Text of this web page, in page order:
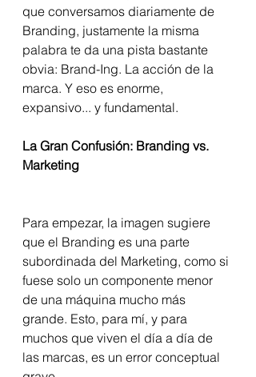
que conversamos diariamente de
Branding, justamente la misma
palabra te da una pista bastante
obvia: Brand-Ing. La acción de la
marca. Y eso es enorme,
expansivo... y fundamental.
La Gran Confusión: Branding vs.
Marketing
Para empezar, la imagen sugiere
que el Branding es una parte
subordinada del Marketing, como si
fuese solo un componente menor
de una máquina mucho más
grande. Esto, para mí, y para
muchos que viven el día a día de
las marcas, es un error conceptual